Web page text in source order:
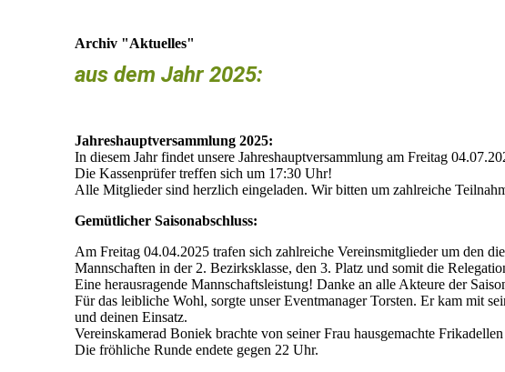
Archiv "Aktuelles"
aus dem Jahr 2025:
Jahreshauptversammlung 2025:
In diesem Jahr findet unsere Jahreshauptversammlung am Freitag
Die Kassenprüfer treffen sich um 17:30 Uhr!
Alle Mitglieder sind herzlich eingeladen. Wir bitten um zahlreiche
Gemütlicher Saisonabschluss:
Am Freitag 04.04.2025 trafen sich zahlreiche Vereinsmitglieder um den
Mannschaften in der 2. Bezirksklasse, den 3. Platz und somit die
Eine herausragende Mannschaftsleistung! Danke an alle Akteure der
Für das leibliche Wohl, sorgte unser Eventmanager Torsten. Er kam mit
und deinen Einsatz.
Vereinskamerad Boniek brachte von seiner Frau hausgemachte
Die fröhliche Runde endete gegen 22 Uhr.